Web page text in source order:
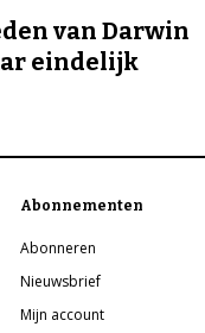
van Darwin
eindelijk
Abonnementen
Abonneren
Nieuwsbrief
Mijn account